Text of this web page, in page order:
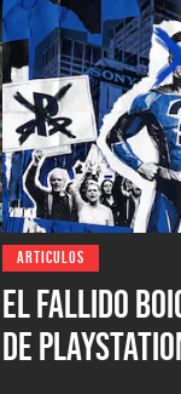
ARTICULOS
El fallido
de